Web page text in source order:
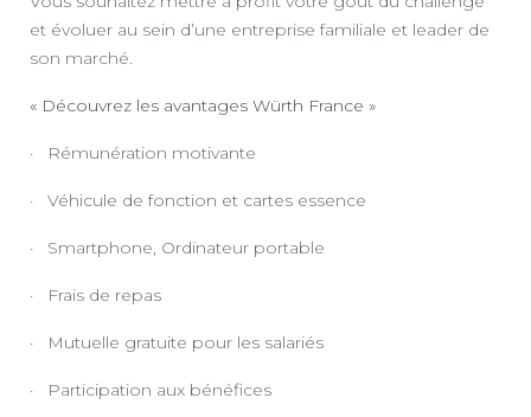
et évoluer au sein d’une entreprise familiale et leader de
son marché.
« Découvrez les avantages Würth France »
· Rémunération motivante
· Véhicule de fonction et cartes essence
· Smartphone, Ordinateur portable
· Frais de repas
· Mutuelle gratuite pour les salariés
· Participation aux bénéfices